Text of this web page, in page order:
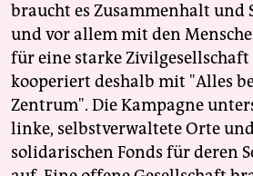
braucht es Zusammenhalt und
und vor allem mit den
für eine starke Zivilgesellschaft
kooperiert deshalb mit "Alles
Zentrum". Die Kampagne
linke, selbstverwaltete Orte
solidarischen Fonds für deren